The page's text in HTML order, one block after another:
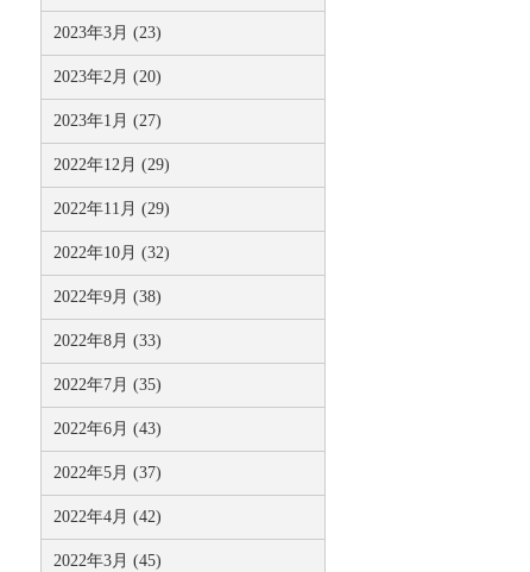
2023年3月 (23)
2023年2月 (20)
2023年1月 (27)
2022年12月 (29)
2022年11月 (29)
2022年10月 (32)
2022年9月 (38)
2022年8月 (33)
2022年7月 (35)
2022年6月 (43)
2022年5月 (37)
2022年4月 (42)
2022年3月 (45)